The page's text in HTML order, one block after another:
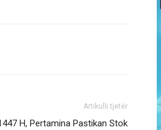
Artikulli tjetër
H, Pertamina Pastikan Stok